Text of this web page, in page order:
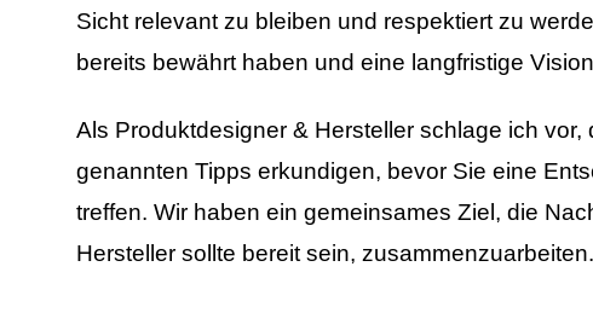
Sicht relevant zu bleiben und respektiert zu
bereits bewährt haben und eine langfristige
Als Produktdesigner & Hersteller schlage ich
genannten Tipps erkundigen, bevor Sie eine
treffen. Wir haben ein gemeinsames Ziel, die
Hersteller sollte bereit sein, zusammenzuarbeiten.